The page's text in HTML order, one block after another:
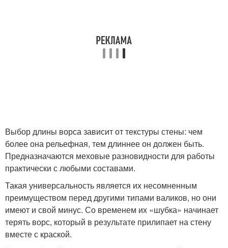
Выбор длины ворса зависит от текстуры стены: чем
более она рельефная, тем длиннее он должен быть.
Предназначаются меховые разновидности для работы
практически с любыми составами.
Такая универсальность является их несомненным
преимуществом перед другими типами валиков, но они
имеют и свой минус. Со временем их «шубка» начинает
терять ворс, который в результате прилипает на стену
вместе с краской.